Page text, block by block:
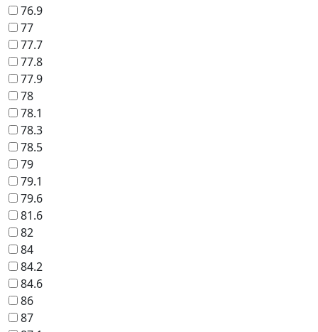
76.9
77
77.7
77.8
77.9
78
78.1
78.3
78.5
79
79.1
79.6
81.6
82
84
84.2
84.6
86
87